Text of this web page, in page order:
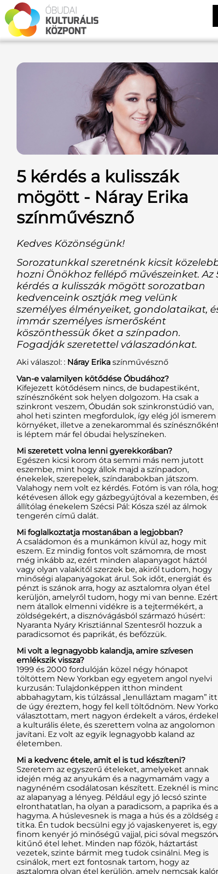
5 kérdés a kulisszák
mögött - Náray Erika
színművésznő
Kedves Közönségünk!
Sorozatunkkal szeretnénk kicsit
hozni Önökhoz fellépő művészeinket. Az
kérdés a kulisszák mögött sorozatban
kedvenceink osztják meg velünk
személyes élményeiket, gondolataikat,
immár személyes ismerősként
köszönthessük őket a színpadon.
Fogadják szeretettel válaszadónkat.
Aki válaszol: : Náray Erika színművésznő
Van-e valamilyen kötődése Óbudához?
Kifejezett kötődésem nincs, de budapestiként,
színésznőként sok helyen dolgozom. Ha csak a
szinkront veszem, Óbudán sok szinkronstúdió van,
ahol heti szinten megfordulok, így elég jól ismerem
környéket, illetve a zenekarommal és
is léptem már fel óbudai helyszíneken.
Mi szeretett volna lenni gyerekkorában?
Egészen kicsi korom óta semmi más nem jutott
eszembe, mint hogy állok majd a színpadon,
énekelek, szerepelek, színdarabokban játszom.
Valahogy nem volt ez kérdés. Fotóm is van róla,
kétévesen állok egy gázbegyújtóval a kezemben,
állítólag énekelem Szécsi Pál: Kósza szél az álmok
tengerén című dalát.
Mi foglalkoztatja mostanában a legjobban?
A családomon és a munkámon kívül az, hogy mit
eszem. Ez mindig fontos volt számomra, de most
még inkább az, ezért minden alapanyagot háztól
vagy olyan valakitől szerzek be, akiről tudom, hogy
minőségi alapanyagokat árul. Sok időt, energiát és
pénzt is szánok arra, hogy az asztalomra olyan étel
kerüljön, amelyről tudom, hogy mi van benne. Ezért
nem átallok elmenni vidékre is a tejtermékért, a
zöldségekért, a disznóvágásból származó húsért:
Nyaranta Nyáry Krisztiánnal Szentesről hozzuk a
paradicsomot és paprikát, és befőzzük.
Mi volt a legnagyobb kalandja, amire szívesen
emlékszik vissza?
1999 és 2000 fordulóján közel négy hónapot
töltöttem New Yorkban egy egyetem angol nyelvi
kurzusán: Tulajdonképpen itthon mindent
abbahagytam, kis túlzással „lenulláztam magam”
de úgy éreztem, hogy fel kell töltődnöm. New
választottam, mert nagyon érdekelt a város,
a kulturális élete, és szerettem volna az angolomon
javítani. Ez volt az egyik legnagyobb kaland az
életemben.
Mi a kedvenc étele, amit el is tud készíteni?
Szeretem az egyszerű ételeket, amelyeket annak
idején még az anyukám és a nagymamám vagy a
nagynéném csodálatosan készített. Ezeknél is
az alapanyag a lényeg. Például egy jó lecsó szinte
elronthatatlan, ha olyan a paradicsom, a paprika és a
hagyma. A húslevesnek is maga a hús és a zöldség
titka. Én tudok becsülni egy jó vajaskenyeret is, egy
finom kenyér jó minőségű vajjal, pici sóval
kitűnő étel lehet. Minden nap főzök, háztartást
vezetek, szinte bármit meg tudok csinálni. Meg is
csinálok, mert ezt fontosnak tartom, hogy az
asztalomra olyan étel kerüljön, amely nemcsak